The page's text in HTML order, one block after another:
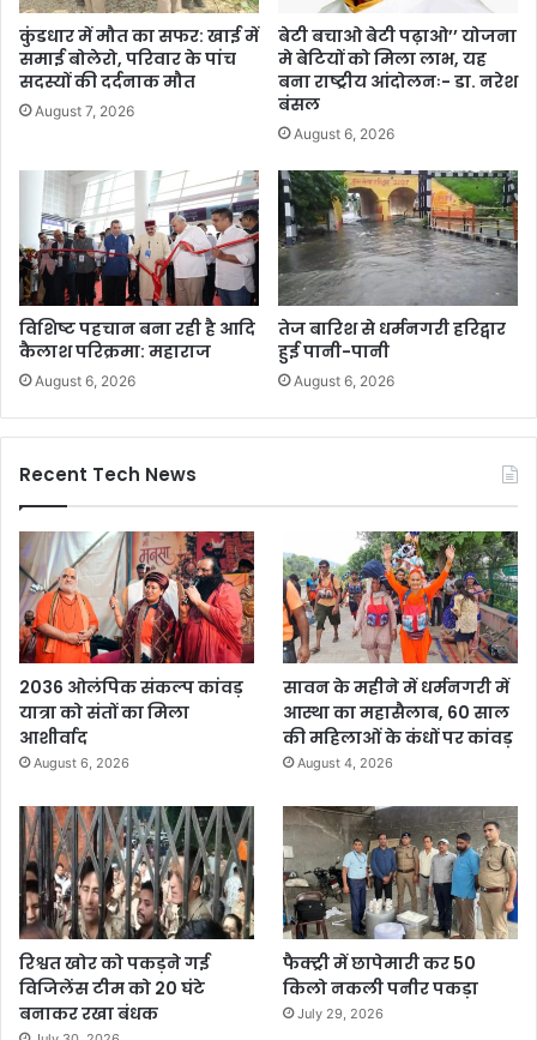
कुंडधार में मौत का सफर: खाई में
समाई बोलेरो, परिवार के पांच
सदस्यों की दर्दनाक मौत
August 7, 2026
बेटी बचाओ बेटी पढ़ाओ’’ योजना
मे बेटियों को मिला लाभ, यह
बना राष्ट्रीय आंदोलनः- डा. नरेश
बंसल
August 6, 2026
विशिष्ट पहचान बना रही है आदि
कैलाश परिक्रमा: महाराज
August 6, 2026
तेज बारिश से धर्मनगरी हरिद्वार
हुई पानी-पानी
August 6, 2026
Recent Tech News
2036 ओलंपिक संकल्प कांवड़
यात्रा को संतों का मिला
आशीर्वाद
August 6, 2026
सावन के महीने में धर्मनगरी में
आस्था का महासैलाब, 60 साल
की महिलाओं के कंधों पर कांवड़
August 4, 2026
रिश्वत खोर को पकड़ने गई
विजिलेंस टीम को 20 घंटे
बनाकर रखा बंधक
फैक्ट्री में छापेमारी कर 50
किलो नकली पनीर पकड़ा
July 29, 2026